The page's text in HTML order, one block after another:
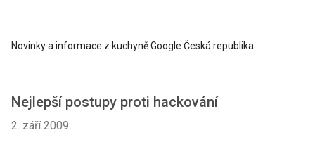
Novinky a informace z kuchyně Google Česká republika
Nejlepší postupy proti hackování
2. září 2009